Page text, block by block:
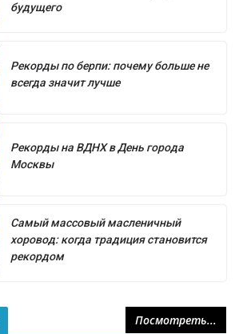
будущего
Рекорды по берпи: почему больше не
всегда значит лучше
Рекорды на ВДНХ в День города
Москвы
Самый массовый масленичный
хоровод: когда традиция становится
рекордом
Посмотреть...